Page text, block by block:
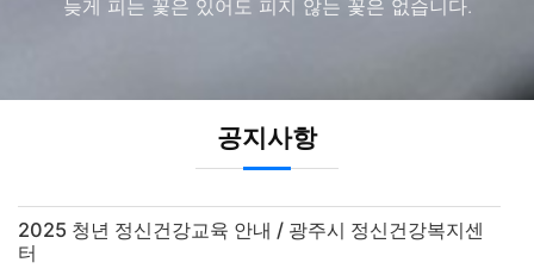
늦게 피는 꽃은 있어도 피지 않는 꽃은 없습니다.
공지사항
2025 청년 정신건강교육 안내 / 광주시 정신건강복지센
터